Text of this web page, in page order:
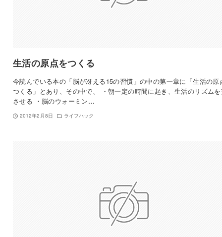
生活の原点をつくる
今読んでいる本の「脳が冴える15の習慣」の中の第一章に「生活の原
つくる」とあり、その中で、 ・朝一定の時間に起き、生活のリズム
させる ・脳のウォーミン…
2012年2月8日 ライフハック